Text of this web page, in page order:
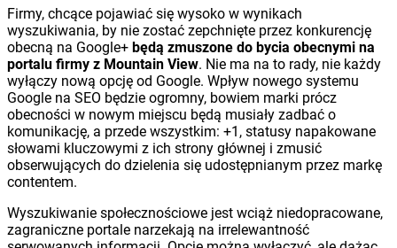
Firmy, chcące pojawiać się wysoko w wynikach
wyszukiwania, by nie zostać zepchnięte przez konkurencję
obecną na Google+ będą zmuszone do bycia obecnymi na
portalu firmy z Mountain View. Nie ma na to rady, nie każdy
wyłączy nową opcję od Google. Wpływ nowego systemu
Google na SEO będzie ogromny, bowiem marki prócz
obecności w nowym miejscu będą musiały zadbać o
komunikację, a przede wszystkim: +1, statusy napakowane
słowami kluczowymi z ich strony głównej i zmusić
obserwujących do dzielenia się udostępnianym przez markę
contentem.
Wyszukiwanie społecznościowe jest wciąż niedopracowane,
zagraniczne portale narzekają na irrelewantność